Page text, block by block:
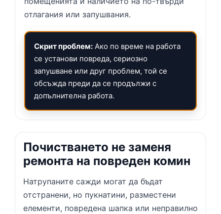
отлагания или запушвания.
Скрит проблем: Ако по време на работа
се установи повреда, сериозно
запушване или друг проблем, той се
обсъжда преди да се продължи с
допълнителна работа.
Почистването не заменя
ремонта на повреден комин
Натрупаните сажди могат да бъдат
отстранени, но пукнатини, разместени
елементи, повредена шапка или неправилно